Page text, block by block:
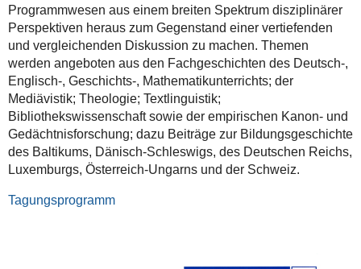
Programmwesen aus einem breiten Spektrum disziplinärer
Perspektiven heraus zum Gegenstand einer vertiefenden
und vergleichenden Diskussion zu machen. Themen
werden angeboten aus den Fachgeschichten des Deutsch-,
Englisch-, Geschichts-, Mathematikunterrichts; der
Mediävistik; Theologie; Textlinguistik;
Bibliothekswissenschaft sowie der empirischen Kanon- und
Gedächtnisforschung; dazu Beiträge zur Bildungsgeschichte
des Baltikums, Dänisch-Schleswigs, des Deutschen Reichs,
Luxemburgs, Österreich-Ungarns und der Schweiz.
Tagungsprogramm